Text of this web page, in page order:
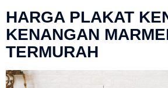
HARGA PLAKAT
KENANGAN
TERMURAH